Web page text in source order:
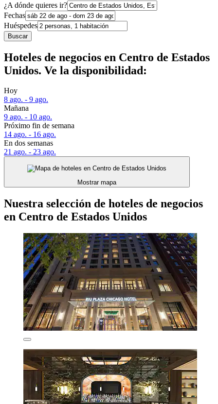
¿A dónde quieres ir?
Fechas
Huéspedes
Buscar
Hoteles de negocios en Centro de Estados
Unidos. Ve la disponibilidad:
Hoy
8 ago. - 9 ago.
Mañana
9 ago. - 10 ago.
Próximo fin de semana
14 ago. - 16 ago.
En dos semanas
21 ago. - 23 ago.
Mostrar mapa
Nuestra selección de hoteles de negocios
en Centro de Estados Unidos